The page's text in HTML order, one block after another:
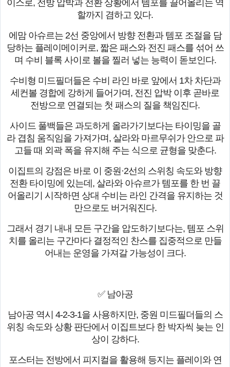
이스로, 전방 압박과 전환 상황에서 템포를 끌어올리는 역
할까지 겸하고 있다.
에맘 아슈르는 2선 중앙에서 방향 전환과 템포 조절을 담
당하는 플레이메이커로, 짧은 패스와 전진 패스를 섞어 쓰
며 수비 블록 사이로 볼을 찔러 넣는 능력이 돋보인다.
수비형 미드필더들은 수비 라인 바로 앞에서 1차 차단과
세컨볼 경합에 강하게 들어가며, 전진 압박 이후 곧바로
전방으로 연결되는 첫 패스의 질을 책임진다.
사이드 풀백들은 과도하게 올라가기보다는 타이밍을 골
라 겹침 움직임을 가져가며, 살라와 마르무쉬가 안으로 파
고들 때 외곽 폭을 유지해 주는 식으로 균형을 맞춘다.
이집트의 강점은 바로 이 중원·2선의 스위칭 속도와 방향
전환 타이밍에 있는데, 살라와 아슈르가 템포를 한 번 끌
어올리기 시작하면 상대 수비는 라인 간격을 유지하는 것
만으로도 버거워진다.
그래서 경기 내내 모든 구간을 압도하기보다는, 템포 스위
치를 올리는 구간마다 결정적인 찬스를 집중적으로 만들
어내는 운영을 가져갈 가능성이 크다.
✅ 남아공
남아공 역시 4-2-3-1을 사용하지만, 중원 미드필더들의 스
위칭 속도와 상황 판단에서 이집트보다 한 박자씩 늦는 인
상이 강하다.
포스터는 전방에서 피지컬을 활용해 등지는 플레이와 연